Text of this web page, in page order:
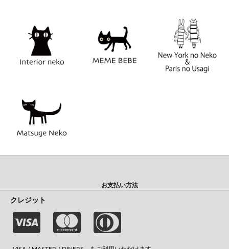
お支払い方法
クレジット